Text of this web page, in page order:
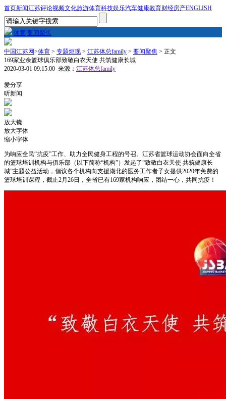
首页新闻江苏评论视频文化旅游体育科技娱乐汽车健康教育财经房产ENGLISH
体育 要闻聚焦
中国江苏网>体育 > 专题炬现 > 江苏体总family > 要闻聚焦 > 正文
169家业余篮球俱乐部致敬白衣天使 共筑健康长城
2020-03-01 09:15:00 来源： 江苏体总family
爱分享
听新闻
放大镜
放大字体
缩小字体
为响应全民“抗疫”工作、助力全民健身工程的号召。江苏省篮球运动协会面向全省
的篮球培训机构与俱乐部（以下简称“机构”）发起了“致敬白衣天使 共筑健康长
城”主题公益活动，倡议各个机构向支援湖北的医务工作者子女提供2020年免费的
篮球培训课程，截止2月26日，全省已有169家机构响应，团结一心，共同抗疫！